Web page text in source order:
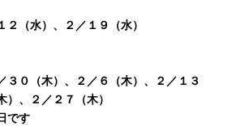
２（水）、２／１９（水）
３０（木）、２／６（木）、２／１３
）、２／２７（木）
です